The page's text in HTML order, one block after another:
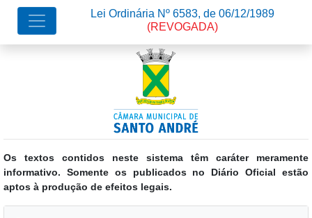
Os textos contidos neste sistema têm caráter meramente
informativo. Somente os publicados no Diário Oficial estão
aptos à produção de efeitos legais.
Lei Ordinária Nº 6583, de 06/12/1989
(REVOGADA)